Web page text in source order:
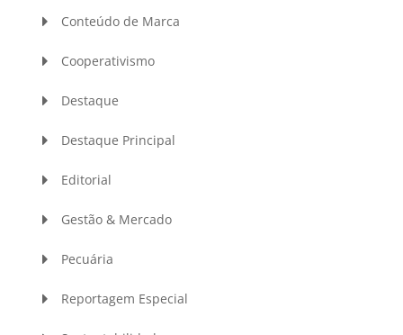
Conteúdo de Marca
Cooperativismo
Destaque
Destaque Principal
Editorial
Gestão & Mercado
Pecuária
Reportagem Especial